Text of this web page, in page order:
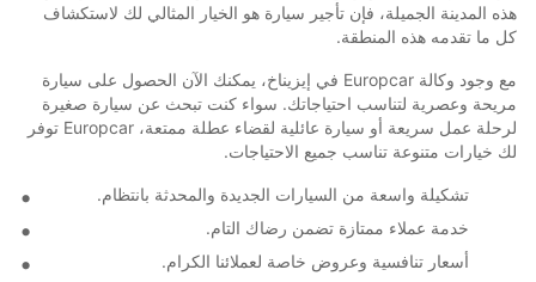
هذه المدينة الجميلة، فإن تأجير سيارة هو الخيار المثالي لك لاستكشاف
كل ما تقدمه هذه المنطقة.
مع وجود وكالة Europcar في إيزيناخ، يمكنك الآن الحصول على سيارة
مريحة وعصرية لتناسب احتياجاتك. سواء كنت تبحث عن سيارة صغيرة
لرحلة عمل سريعة أو سيارة عائلية لقضاء عطلة ممتعة، Europcar توفر
لك خيارات متنوعة تناسب جميع الاحتياجات.
تشكيلة واسعة من السيارات الجديدة والمحدثة بانتظام.
خدمة عملاء ممتازة تضمن رضاك التام.
أسعار تنافسية وعروض خاصة لعملائنا الكرام.